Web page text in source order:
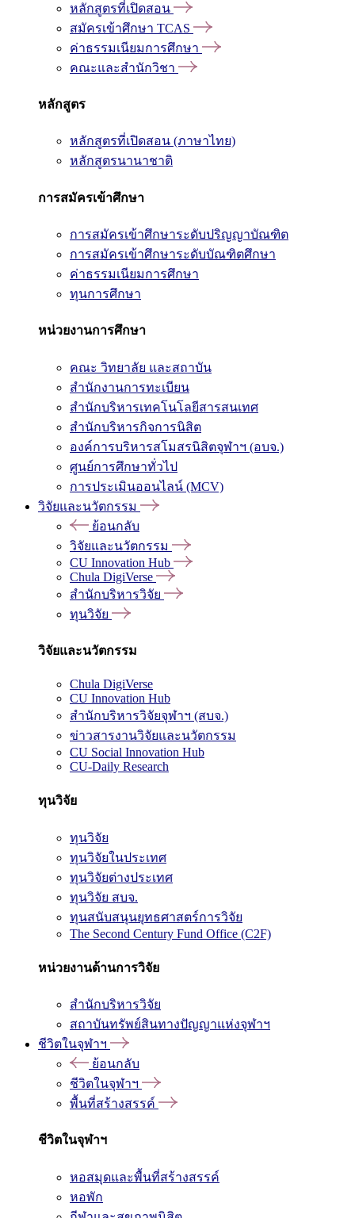
หลักสูตรที่เปิดสอน
สมัครเข้าศึกษา TCAS
ค่าธรรมเนียมการศึกษา
คณะและสำนักวิชา
หลักสูตร
หลักสูตรที่เปิดสอน (ภาษาไทย)
หลักสูตรนานาชาติ
การสมัครเข้าศึกษา
การสมัครเข้าศึกษาระดับปริญญาบัณฑิต
การสมัครเข้าศึกษาระดับบัณฑิตศึกษา
ค่าธรรมเนียมการศึกษา
ทุนการศึกษา
หน่วยงานการศึกษา
คณะ วิทยาลัย และสถาบัน
สำนักงานการทะเบียน
สำนักบริหารเทคโนโลยีสารสนเทศ
สำนักบริหารกิจการนิสิต
องค์การบริหารสโมสรนิสิตจุฬาฯ (อบจ.)
ศูนย์การศึกษาทั่วไป
การประเมินออนไลน์ (MCV)
วิจัยและนวัตกรรม
ย้อนกลับ
วิจัยและนวัตกรรม
CU Innovation Hub
Chula DigiVerse
สำนักบริหารวิจัย
ทุนวิจัย
วิจัยและนวัตกรรม
Chula DigiVerse
CU Innovation Hub
สำนักบริหารวิจัยจุฬาฯ (สบจ.)
ข่าวสารงานวิจัยและนวัตกรรม
CU Social Innovation Hub
CU-Daily Research
ทุนวิจัย
ทุนวิจัย
ทุนวิจัยในประเทศ
ทุนวิจัยต่างประเทศ
ทุนวิจัย สบจ.
ทุนสนับสนุนยุทธศาสตร์การวิจัย
The Second Century Fund Office (C2F)
หน่วยงานด้านการวิจัย
สำนักบริหารวิจัย
สถาบันทรัพย์สินทางปัญญาแห่งจุฬาฯ
ชีวิตในจุฬาฯ
ย้อนกลับ
ชีวิตในจุฬาฯ
พื้นที่สร้างสรรค์
ชีวิตในจุฬาฯ
หอสมุดและพื้นที่สร้างสรรค์
หอพัก